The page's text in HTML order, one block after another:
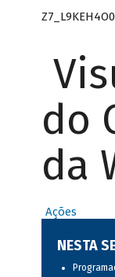
do
da
Ações
NESTA